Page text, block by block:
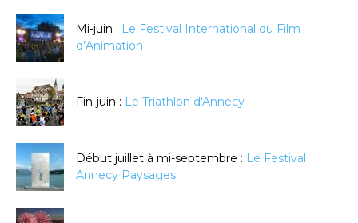
Mi-juin : Le Festival International du Film
d’Animation
Fin-juin : Le Triathlon d'Annecy
Début juillet à mi-septembre : Le Festival
Annecy Paysages